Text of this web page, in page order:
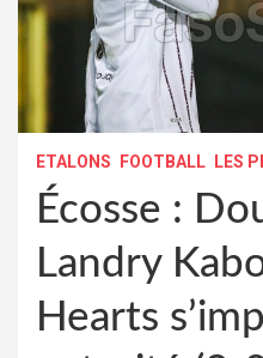
ETALONS FOOTBALL LES
Écosse :
Landry
Hearts